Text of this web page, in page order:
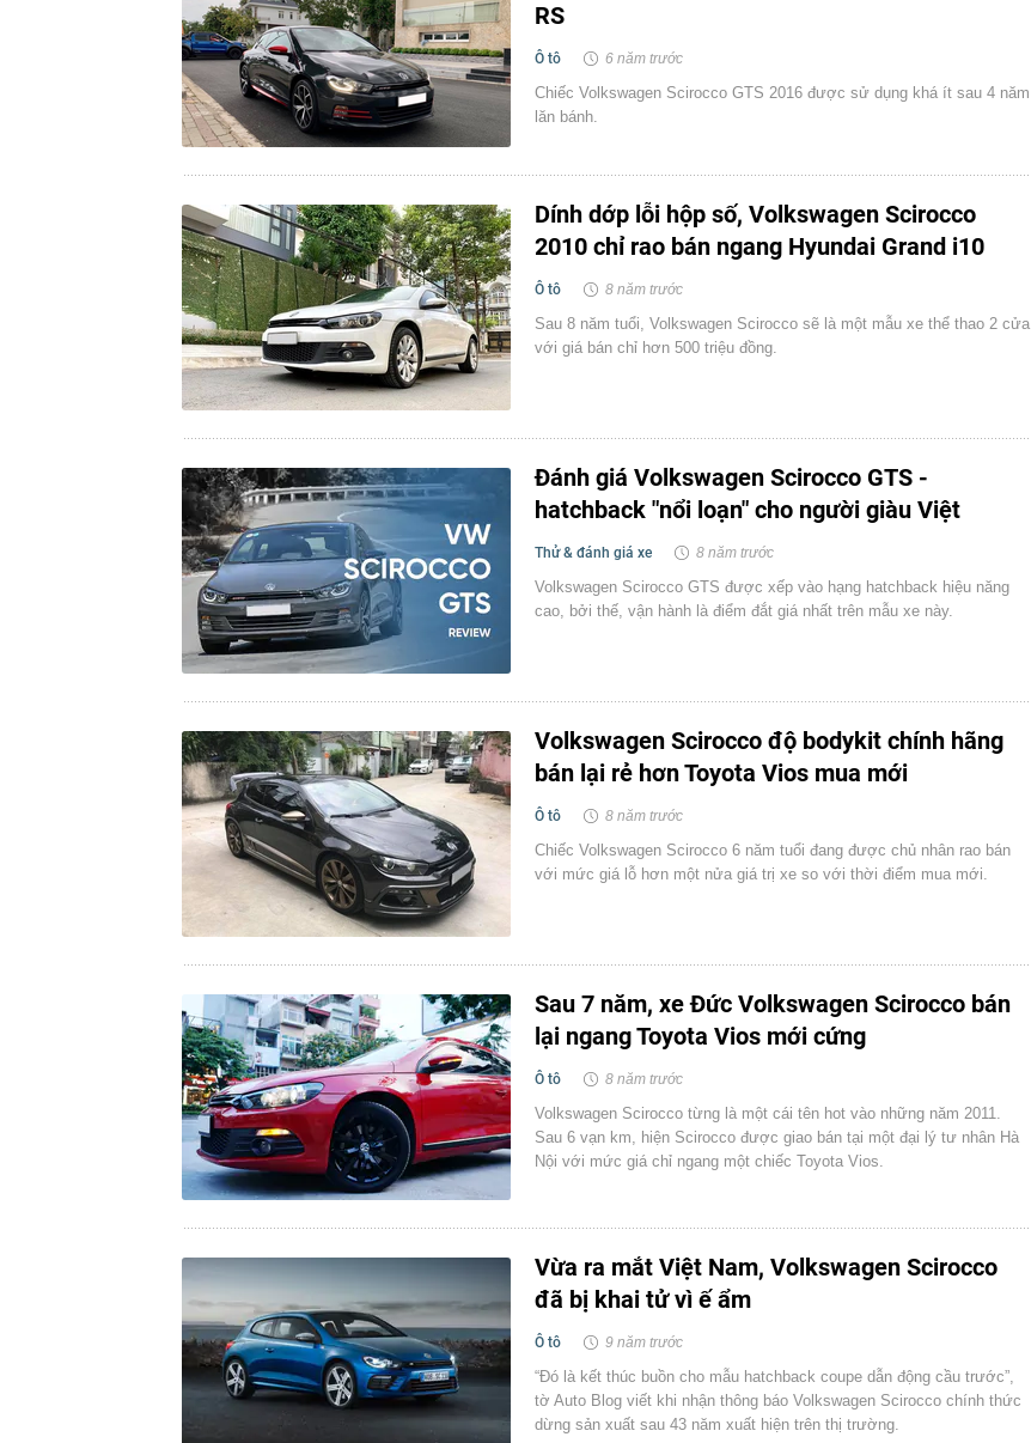
RS
Ô tô 6 năm trước
Chiếc Volkswagen Scirocco GTS 2016 được sử dụng khá ít sau 4 năm
lăn bánh.
Dính dớp lỗi hộp số, Volkswagen Scirocco
2010 chỉ rao bán ngang Hyundai Grand i10
Ô tô 8 năm trước
Sau 8 năm tuổi, Volkswagen Scirocco sẽ là một mẫu xe thể thao 2 cửa
với giá bán chỉ hơn 500 triệu đồng.
Đánh giá Volkswagen Scirocco GTS -
hatchback "nổi loạn" cho người giàu Việt
Thử & đánh giá xe 8 năm trước
Volkswagen Scirocco GTS được xếp vào hạng hatchback hiệu năng
cao, bởi thế, vận hành là điểm đắt giá nhất trên mẫu xe này.
Volkswagen Scirocco độ bodykit chính hãng
bán lại rẻ hơn Toyota Vios mua mới
Ô tô 8 năm trước
Chiếc Volkswagen Scirocco 6 năm tuổi đang được chủ nhân rao bán
với mức giá lỗ hơn một nửa giá trị xe so với thời điểm mua mới.
Sau 7 năm, xe Đức Volkswagen Scirocco bán
lại ngang Toyota Vios mới cứng
Ô tô 8 năm trước
Volkswagen Scirocco từng là một cái tên hot vào những năm 2011.
Sau 6 vạn km, hiện Scirocco được giao bán tại một đại lý tư nhân Hà
Nội với mức giá chỉ ngang một chiếc Toyota Vios.
Vừa ra mắt Việt Nam, Volkswagen Scirocco
đã bị khai tử vì ế ẩm
Ô tô 9 năm trước
“Đó là kết thúc buồn cho mẫu hatchback coupe dẫn động cầu trước”,
tờ Auto Blog viết khi nhận thông báo Volkswagen Scirocco chính thức
dừng sản xuất sau 43 năm xuất hiện trên thị trường.